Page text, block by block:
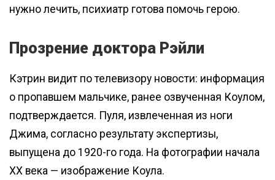
нужно лечить, психиатр готова помочь герою.
Прозрение доктора Рэйли
Кэтрин видит по телевизору новости: информация
о пропавшем мальчике, ранее озвученная Коулом,
подтверждается. Пуля, извлеченная из ноги
Джима, согласно результату экспертизы,
выпущена до 1920-го года. На фотографии начала
XX века — изображение Коула.